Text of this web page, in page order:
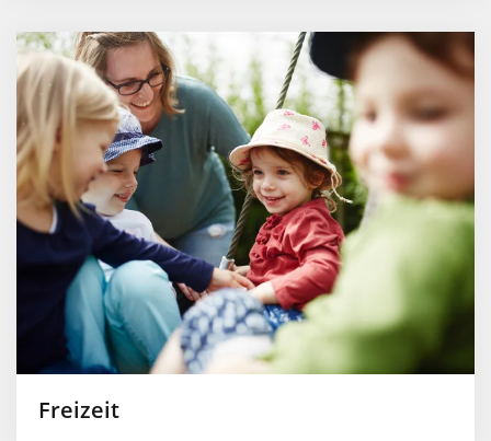
Freizeit